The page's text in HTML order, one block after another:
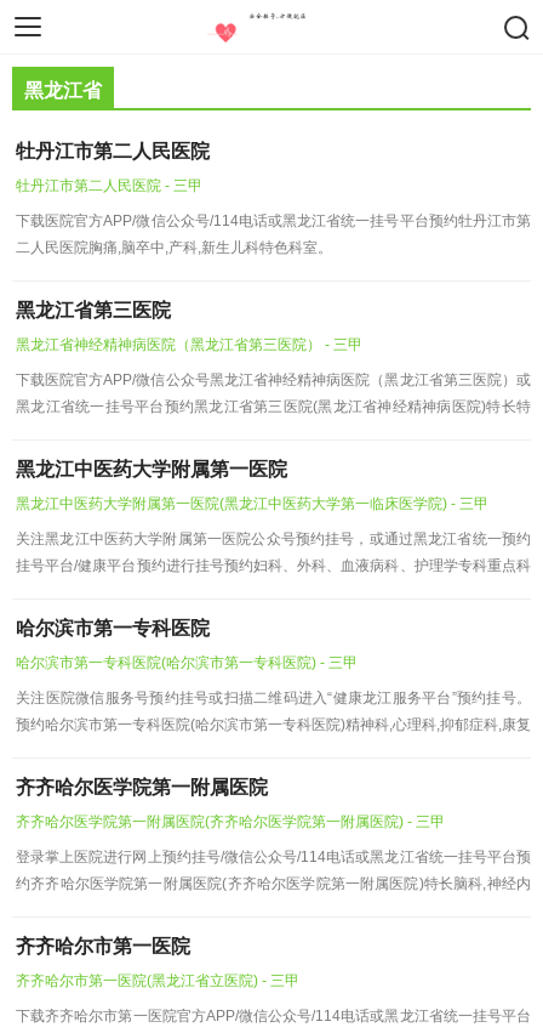
智慧医疗 医疗设备 药物器械
黑龙江省
牡丹江市第二人民医院
牡丹江市第二人民医院 - 三甲
下载医院官方APP/微信公众号/114电话或黑龙江省统一挂号平台预约牡丹江市第
二人民医院胸痛,脑卒中,产科,新生儿科特色科室。
黑龙江省第三医院
黑龙江省神经精神病医院（黑龙江省第三医院） - 三甲
下载医院官方APP/微信公众号黑龙江省神经精神病医院（黑龙江省第三医院）或
黑龙江省统一挂号平台预约黑龙江省第三医院(黑龙江省神经精神病医院)特长特
黑龙江中医药大学附属第一医院
黑龙江中医药大学附属第一医院(黑龙江中医药大学第一临床医学院) - 三甲
关注黑龙江中医药大学附属第一医院公众号预约挂号，或通过黑龙江省统一预约
挂号平台/健康平台预约进行挂号预约妇科、外科、血液病科、护理学专科重点科
哈尔滨市第一专科医院
哈尔滨市第一专科医院(哈尔滨市第一专科医院) - 三甲
关注医院微信服务号预约挂号或扫描二维码进入“健康龙江服务平台”预约挂号。
预约哈尔滨市第一专科医院(哈尔滨市第一专科医院)精神科,心理科,抑郁症科,康复
齐齐哈尔医学院第一附属医院
齐齐哈尔医学院第一附属医院(齐齐哈尔医学院第一附属医院) - 三甲
登录掌上医院进行网上预约挂号/微信公众号/114电话或黑龙江省统一挂号平台预
约齐齐哈尔医学院第一附属医院(齐齐哈尔医学院第一附属医院)特长脑科,神经内
齐齐哈尔市第一医院
齐齐哈尔市第一医院(黑龙江省立医院) - 三甲
下载齐齐哈尔市第一医院官方APP/微信公众号/114电话或黑龙江省统一挂号平台